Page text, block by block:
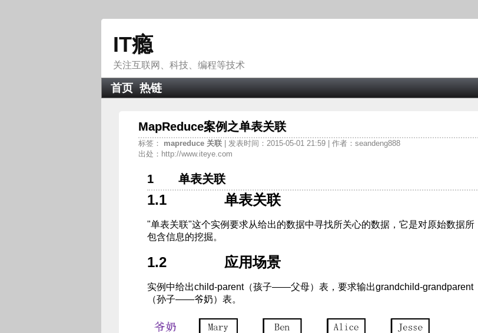
IT瘾
关注互联网、科技、编程等技术
首页 热链
MapReduce案例之单表关联
标签： mapreduce 关联
| 发表时间：2015-05-01 21:59 | 作者：seandeng888
出处：http://www.iteye.com
1 单表关联
1.1 单表关联
"单表关联"这个实例要求从给出的数据中寻找所关心的数据，它是对原始数据所
包含信息的挖掘。
1.2 应用场景
实例中给出child-parent（孩子——父母）表，要求输出grandchild-grandparent
（孙子——爷奶）表。